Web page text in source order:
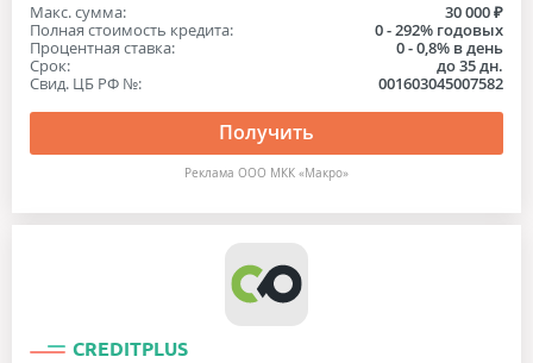
Макс. сумма:
30 000 ₽
Полная стоимость кредита:
0 - 292% годовых
Процентная ставка:
0 - 0,8% в день
Срок:
до 35 дн.
Свид. ЦБ РФ №:
001603045007582
Получить
Реклама OOO МКК «Макро»
CREDITPLUS